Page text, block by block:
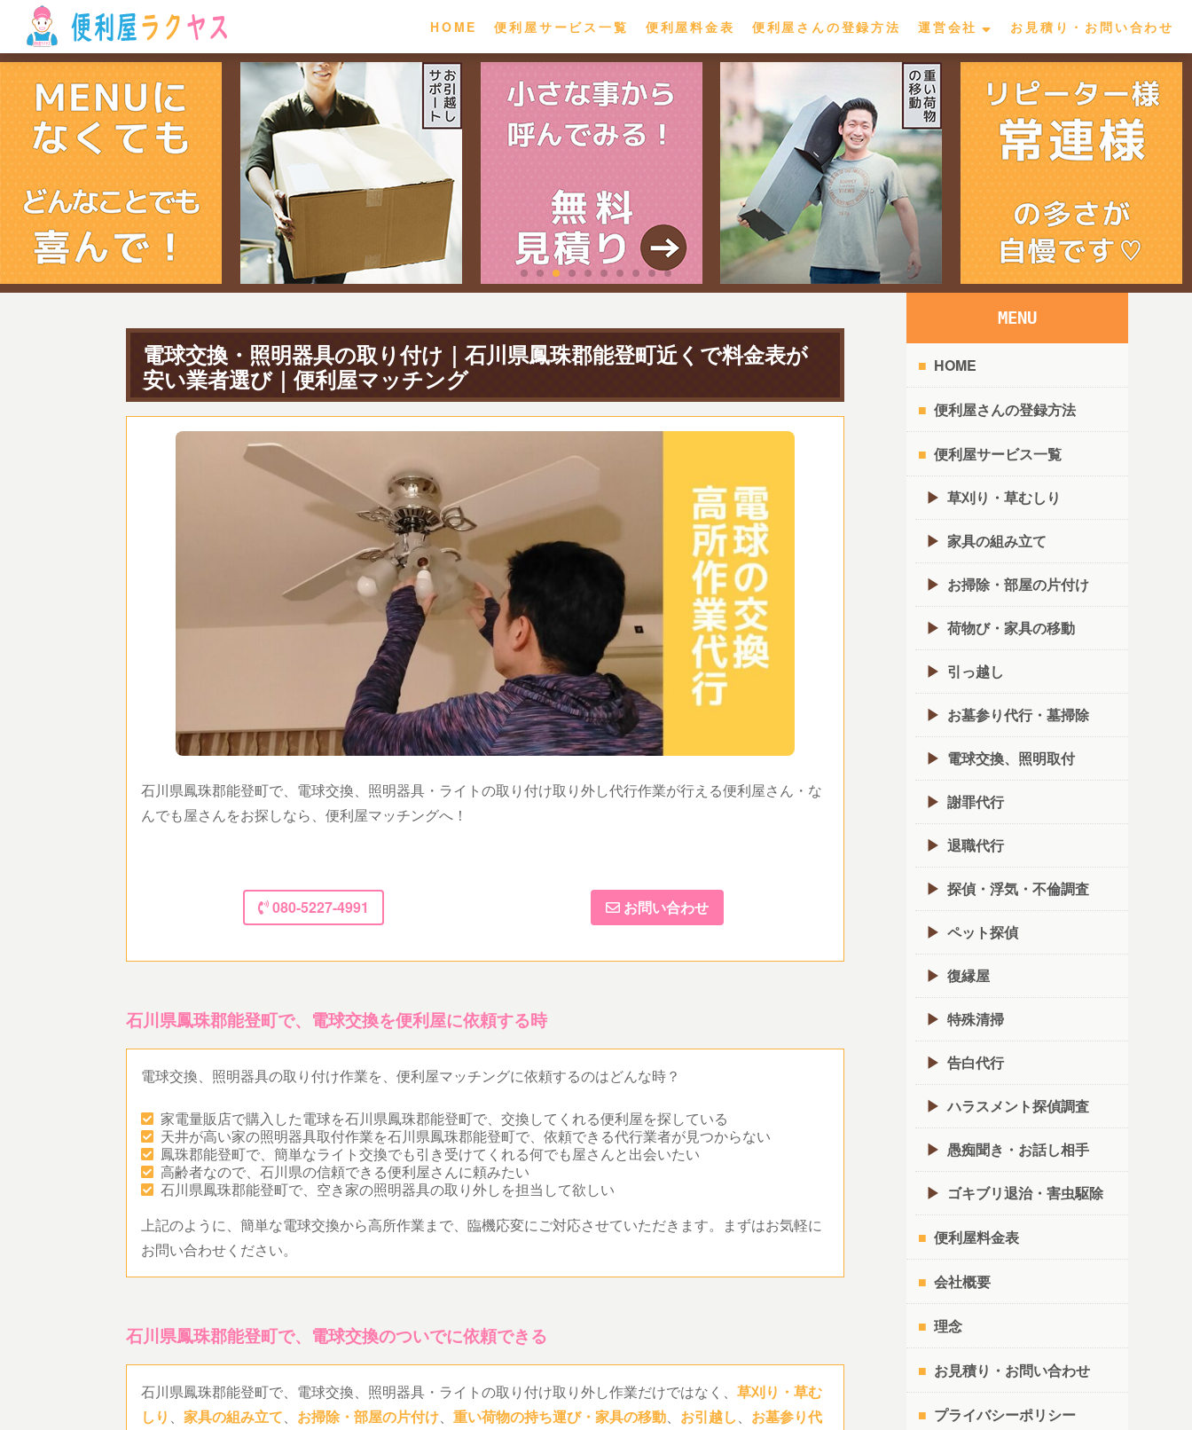
HOME 便利屋サービス一覧 便利屋料金表 便利屋さんの登録方法 運営会社 お見積り・お問い合わせ
電球交換・照明器具の取り付け｜石川県鳳珠郡能登町近くで料金表が
安い業者選び｜便利屋マッチング
石川県鳳珠郡能登町で、電球交換、照明器具・ライトの取り付け取り外し代行作業が行える便利屋さん・な
んでも屋さんをお探しなら、便利屋マッチングへ！
080-5227-4991 お問い合わせ
石川県鳳珠郡能登町で、電球交換を便利屋に依頼する時
電球交換、照明器具の取り付け作業を、便利屋マッチングに依頼するのはどんな時？
家電量販店で購入した電球を石川県鳳珠郡能登町で、交換してくれる便利屋を探している
天井が高い家の照明器具取付作業を石川県鳳珠郡能登町で、依頼できる代行業者が見つからない
鳳珠郡能登町で、簡単なライト交換でも引き受けてくれる何でも屋さんと出会いたい
高齢者なので、石川県の信頼できる便利屋さんに頼みたい
石川県鳳珠郡能登町で、空き家の照明器具の取り外しを担当して欲しい
上記のように、簡単な電球交換から高所作業まで、臨機応変にご対応させていただきます。まずはお気軽に
お問い合わせください。
石川県鳳珠郡能登町で、電球交換のついでに依頼できる
石川県鳳珠郡能登町で、電球交換、照明器具・ライトの取り付け取り外し作業だけではなく、 草刈り・草む
しり 、 家具の組み立て、 お掃除・部屋の片付け、 重い荷物の持ち運び・家具の移動、 お引越し、 お墓参り代
MENU
HOME
便利屋さんの登録方法
便利屋サービス一覧
草刈り・草むしり
家具の組み立て
お掃除・部屋の片付け
荷物び・家具の移動
引っ越し
お墓参り代行・墓掃除
電球交換、照明取付
謝罪代行
退職代行
探偵・浮気・不倫調査
ペット探偵
復縁屋
特殊清掃
告白代行
ハラスメント探偵調査
愚痴聞き・お話し相手
ゴキブリ退治・害虫駆除
便利屋料金表
会社概要
理念
お見積り・お問い合わせ
プライバシーポリシー